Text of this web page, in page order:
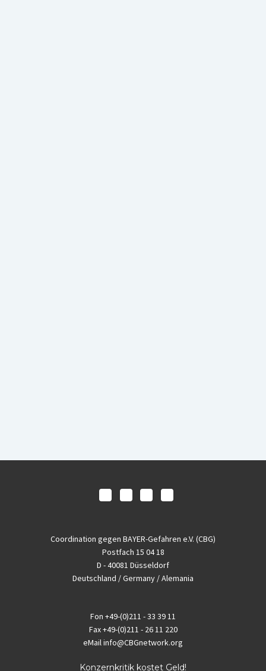
Coordination gegen BAYER-Gefahren e.V. (CBG)
Postfach 15 04 18
D - 40081 Düsseldorf
Deutschland / Germany / Alemania
Fon +49-(0)211 - 33 39 11
Fax+49-(0)211 - 26 11 220
eMailinfo@CBGnetwork.org
Konzernkritik kostet Geld!